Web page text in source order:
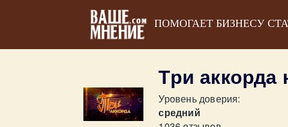
ПОМОГАЕТ БИЗНЕСУ
Три
Уровень доверия:
средний